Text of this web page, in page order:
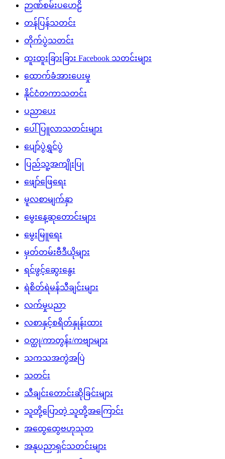
ဉာဏ်စမ်းပဟေဠိ
တန်ပြန်သတင်း
တိုက်ပွဲသတင်း
ထူးထူးခြားခြား Facebook သတင်းများ
ထောက်ခံအားပေးမှု
နိုင်ငံတကာသတင်း
ပညာပေး
ပေါ်ပြူလာသတင်းများ
ပျော်ပွဲရွှင်ပွဲ
ပြည်သူ့အကျိုးပြု
ဖျော်ဖြေရေး
မူလစာမျက်နှာ
မွေးနေ့ဆုတောင်းများ
မွေးမြူရေး
မှတ်တမ်းဗီဒီယိုများ
ရင်ဖွင့်ဆွေးနွေး
ရဲစိတ်ရဲမန်သီချင်းများ
လက်မှုပညာ
လစာနှင့်စရိတ်နှုန်းထား
ဝတ္ထု/ကာတွန်း/ကဗျာများ
သကသအကွဲအပြဲ
သတင်း
သီချင်းတောင်းဆိုခြင်းများ
သူတို့ပြောတဲ့ သူတို့အကြောင်း
အထွေထွေဗဟုသုတ
အနုပညာရှင်သတင်းများ